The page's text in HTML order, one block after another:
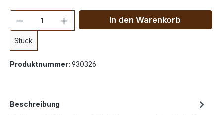
Anzahl
Stück
In den Warenkorb
Produktnummer: 930326
Beschreibung